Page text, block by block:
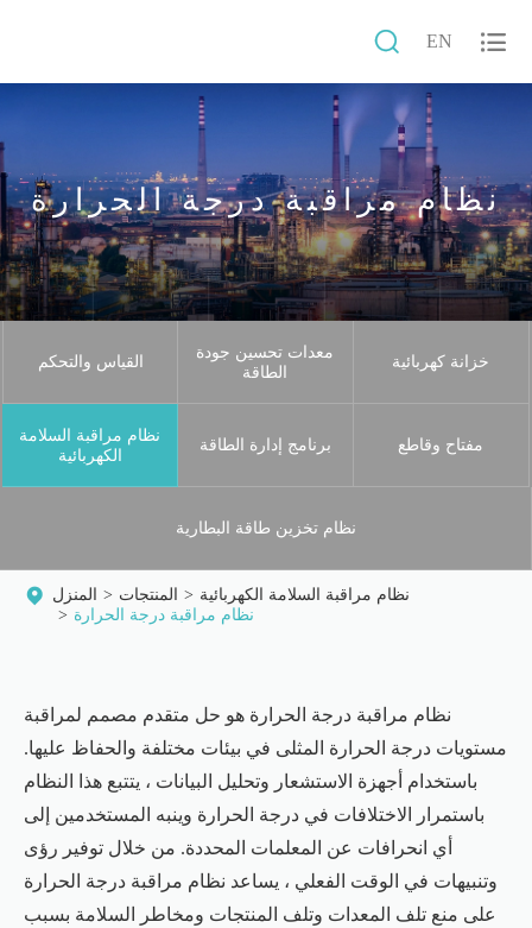
 EN 
نظام مراقبة درجة الحرارة
القياس والتحكم
معدات تحسين جودة
الطاقة
خزانة كهربائية
نظام مراقبة السلامة
الكهربائية
برنامج إدارة الطاقة مفتاح وقاطع
نظام تخزين طاقة البطارية
المنزل المنتجات
نظام مراقبة السلامة الكهربائية
نظام مراقبة درجة الحرارة
نظام مراقبة درجة الحرارة هو حل متقدم مصمم لمراقبة
مستويات درجة الحرارة المثلى في بيئات مختلفة والحفاظ عليها.
باستخدام أجهزة الاستشعار وتحليل البيانات ، يتتبع هذا النظام
باستمرار الاختلافات في درجة الحرارة وينبه المستخدمين إلى
أي انحرافات عن المعلمات المحددة. من خلال توفير رؤى
وتنبيهات في الوقت الفعلي ، يساعد نظام مراقبة درجة الحرارة
على منع تلف المعدات وتلف المنتجات ومخاطر السلامة بسبب